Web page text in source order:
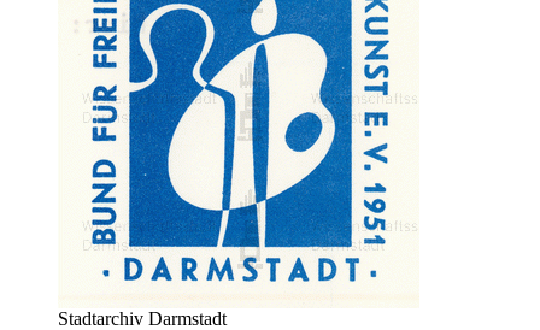
Stadtarchiv Darmstadt